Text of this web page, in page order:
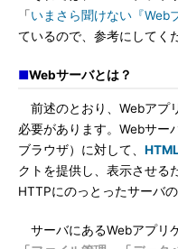
「いまさら聞けない『Web
ているので、参考にしてく
■Webサーバとは？
前述のとおり、Webアプ
必要があります。Webサー
ブラウザ）に対して、
クトを提供し、表示させる
HTTPにのっとったサーバ
サーバにあるWebアプリ